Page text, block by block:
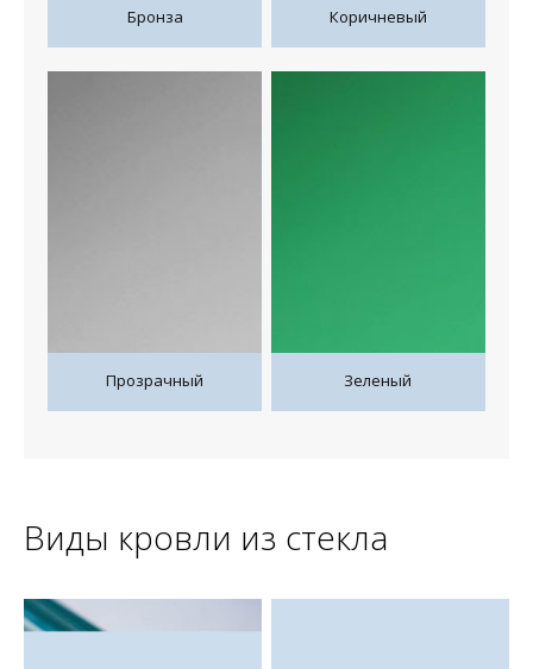
Бронза Коричневый
Прозрачный Зеленый
Виды кровли из стекла